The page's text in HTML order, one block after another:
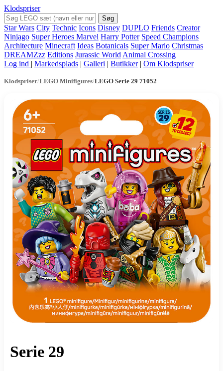
Klodspriser
Søg
Star Wars City Technic Icons Disney DUPLO Friends Creator
Ninjago Super Heroes Marvel Harry Potter Speed Champions
Architecture Minecraft Ideas Botanicals Super Mario Christmas
DREAMZzz Editions Jurassic World Animal Crossing
Log ind | Markedsplads | Galleri | Butikker | Om Klodspriser
Klodspriser/LEGO Minifigures/LEGO Serie 29 71052
Serie 29